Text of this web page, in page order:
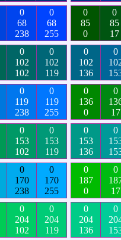
0
68
238
0
68
255
0
85
0
0
85
17
0
102
102
0
102
119
0
102
136
0
0
119
238
0
119
255
0
136
0
0
17
0
153
102
0
153
119
0
153
136
0
0
170
238
0
170
255
0
187
0
0
17
0
204
102
0
204
119
0
204
136
0